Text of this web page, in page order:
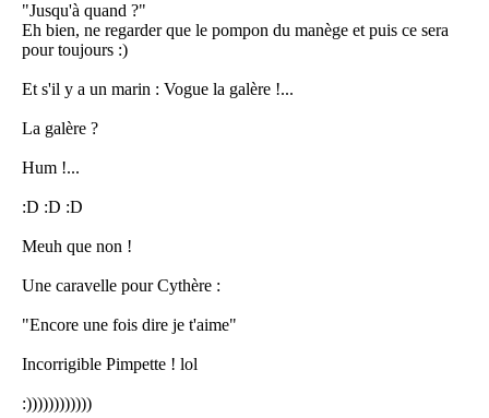
"Jusqu'à quand ?"
Eh bien, ne regarder que le pompon du manège et puis ce sera
pour toujours :)
Et s'il y a un marin : Vogue la galère !...
La galère ?
Hum !...
:D :D :D
Meuh que non !
Une caravelle pour Cythère :
"Encore une fois dire je t'aime"
Incorrigible Pimpette ! lol
:))))))))))))